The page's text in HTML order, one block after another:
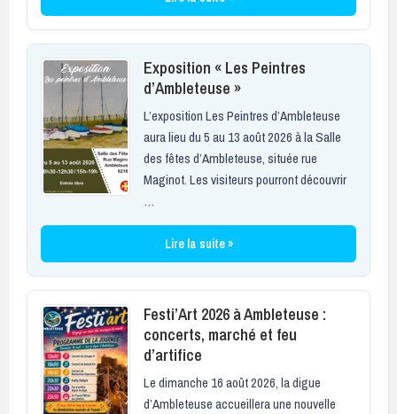
Exposition « Les Peintres
d’Ambleteuse »
L’exposition Les Peintres d’Ambleteuse
aura lieu du 5 au 13 août 2026 à la Salle
des fêtes d’Ambleteuse, située rue
Maginot. Les visiteurs pourront découvrir
…
Lire la suite »
Festi’Art 2026 à Ambleteuse :
concerts, marché et feu
d’artifice
Le dimanche 16 août 2026, la digue
d’Ambleteuse accueillera une nouvelle